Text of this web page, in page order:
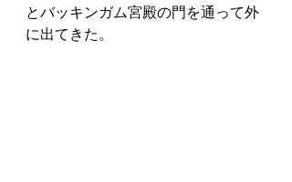
とバッキンガム宮殿の門を通って外
に出てきた。